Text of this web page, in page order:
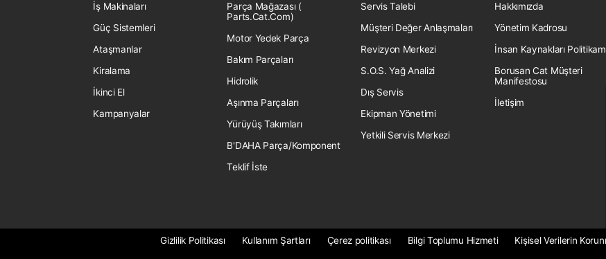
İş Makinaları
Güç Sistemleri
Ataşmanlar
Kiralama
İkinci El
Kampanyalar
Parça Mağazası (
Parts.Cat.Com)
Motor Yedek Parça
Bakım Parçaları
Hidrolik
Aşınma Parçaları
Yürüyüş Takımları
B'DAHA Parça/Komponent
Teklif İste
Servis Talebi
Müşteri Değer Anlaşmaları
Revizyon Merkezi
S.O.S. Yağ Analizi
Dış Servis
Ekipman Yönetimi
Yetkili Servis Merkezi
Hakkımızda
Yönetim Kadrosu
İnsan Kaynakları
Borusan Cat Müşteri
Manifestosu
İletişim
Gizlilik Politikası Kullanım Şartları Çerez politikası Bilgi Toplumu Hizmeti Kişisel Verilerin